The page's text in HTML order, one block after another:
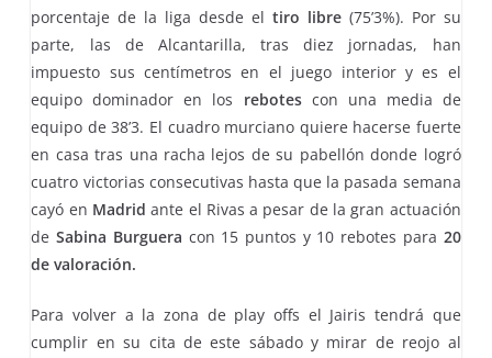
porcentaje de la liga desde el tiro libre (75’3%). Por su
parte, las de Alcantarilla, tras diez jornadas, han
impuesto sus centímetros en el juego interior y es el
equipo dominador en los rebotes con una media de
equipo de 38’3. El cuadro murciano quiere hacerse fuerte
en casa tras una racha lejos de su pabellón donde logró
cuatro victorias consecutivas hasta que la pasada semana
cayó en Madrid ante el Rivas a pesar de la gran actuación
deSabina Burguera con 15 puntos y 10 rebotes para 20
de valoración.
Para volver a la zona de play offs el Jairis tendrá que
cumplir en su cita de este sábado y mirar de reojo al